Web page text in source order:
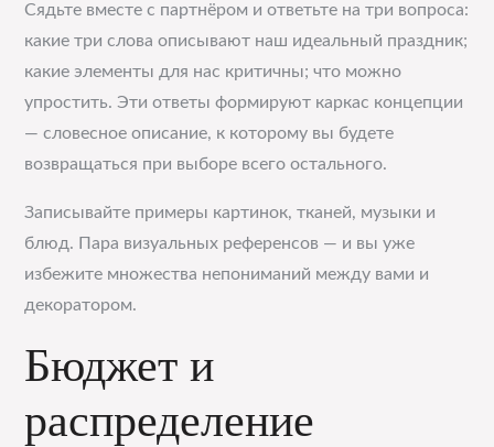
Сядьте вместе с партнёром и ответьте на три вопроса:
какие три слова описывают наш идеальный праздник;
какие элементы для нас критичны; что можно
упростить. Эти ответы формируют каркас концепции
— словесное описание, к которому вы будете
возвращаться при выборе всего остального.
Записывайте примеры картинок, тканей, музыки и
блюд. Пара визуальных референсов — и вы уже
избежите множества непониманий между вами и
декоратором.
Бюджет и
распределение